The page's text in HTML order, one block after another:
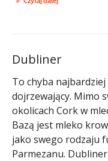
Dubliner
To chyba
dojrzewający. Mimo
okolicach Cork w
Bazą jest mleko
jako swego rodzaju
Parmezanu.